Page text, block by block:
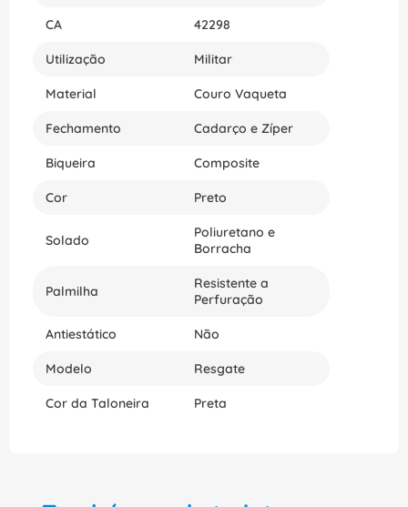
CA 42298
Utilização Militar
Material Couro Vaqueta
Fechamento Cadarço e Zíper
Biqueira Composite
Cor Preto
Solado
Poliuretano e
Borracha
Palmilha
Resistente a
Perfuração
Antiestático Não
Modelo Resgate
Cor da Taloneira Preta